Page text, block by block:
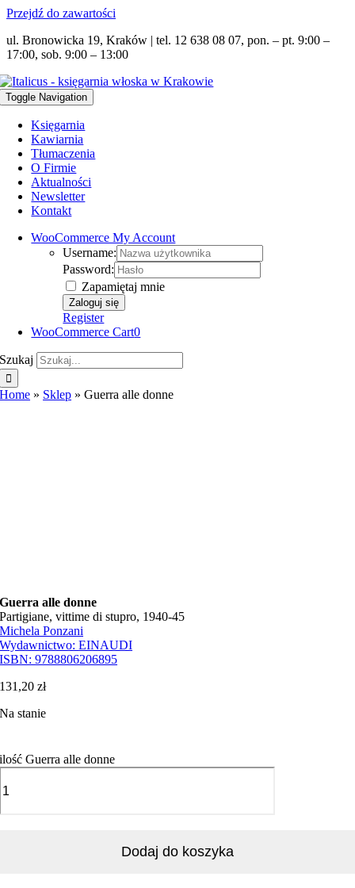
Przejdź do zawartości
ul. Bronowicka 19, Kraków | tel. 12 638 08 07, pon. – pt. 9:00 –
17:00, sob. 9:00 – 13:00
Toggle Navigation
Księgarnia
Kawiarnia
Tłumaczenia
O Firmie
Aktualności
Newsletter
Kontakt
WooCommerce My Account
Username:
Password:
Zapamiętaj mnie
Register
WooCommerce Cart0
Szukaj
Home » Sklep »Guerra alle donne
Guerra alle donne
Partigiane, vittime di stupro, 1940-45
Michela Ponzani
Wydawnictwo:EINAUDI
ISBN:9788806206895
131,20zł
Na stanie
ilość Guerra alle donne
Dodaj do koszyka